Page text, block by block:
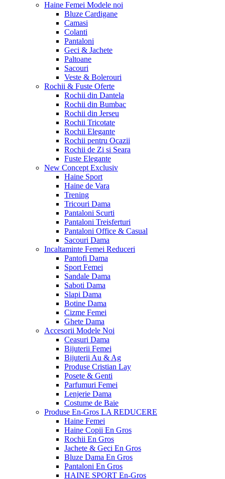
Haine Femei Modele noi
Bluze Cardigane
Camasi
Colanti
Pantaloni
Geci & Jachete
Paltoane
Sacouri
Veste & Bolerouri
Rochii & Fuste Oferte
Rochii din Dantela
Rochii din Bumbac
Rochii din Jerseu
Rochii Tricotate
Rochii Elegante
Rochii pentru Ocazii
Rochii de Zi si Seara
Fuste Elegante
New Concept Exclusiv
Haine Sport
Haine de Vara
Trening
Tricouri Dama
Pantaloni Scurti
Pantaloni Treisferturi
Pantaloni Office & Casual
Sacouri Dama
Incaltaminte Femei Reduceri
Pantofi Dama
Sport Femei
Sandale Dama
Saboti Dama
Slapi Dama
Botine Dama
Cizme Femei
Ghete Dama
Accesorii Modele Noi
Ceasuri Dama
Bijuterii Femei
Bijuterii Au & Ag
Produse Cristian Lay
Posete & Genti
Parfumuri Femei
Lenjerie Dama
Costume de Baie
Produse En-Gros LA REDUCERE
Haine Femei
Haine Copii En Gros
Rochii En Gros
Jachete & Geci En Gros
Bluze Dama En Gros
Pantaloni En Gros
HAINE SPORT En-Gros